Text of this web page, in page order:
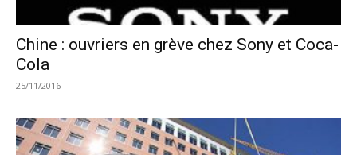
Chine : ouvriers en grève chez Sony et Coca-
Cola
25/11/2016